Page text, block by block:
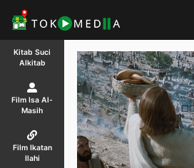
Kitab Suci
Alkitab
Film Isa Al-
Masih
Film Ikatan
Ilahi